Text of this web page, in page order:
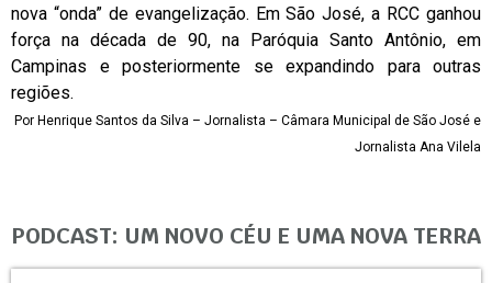
nova “onda” de evangelização. Em São José, a RCC ganhou
força na década de 90, na Paróquia Santo Antônio, em
Campinas e posteriormente se expandindo para outras
regiões.
Por Henrique Santos da Silva – Jornalista – Câmara Municipal de São José e
Jornalista Ana Vilela
PODCAST: UM NOVO CÉU E UMA NOVA TERRA